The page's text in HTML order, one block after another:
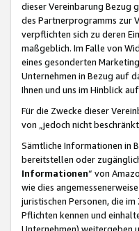
dieser Vereinbarung Bezug
des Partnerprogramms zur
verpflichten sich zu deren
maßgeblich. Im Falle von
eines gesonderten
Unternehmen in Bezug auf
Ihnen und uns im Hinblick
Für die Zwecke dieser
von „jedoch nicht
Sämtliche Informationen in
bereitstellen oder
Informationen“ von
wie dies
juristischen Personen, die
Pflichten kennen und